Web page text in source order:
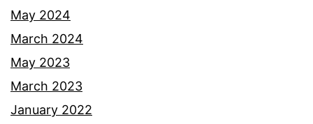
May 2024
March 2024
May 2023
March 2023
January 2022